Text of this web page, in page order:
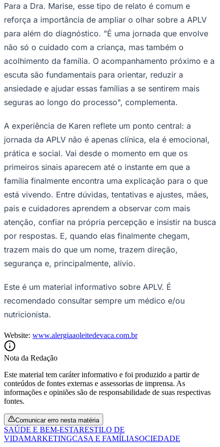
Flamengo
Para a Dra. Marise, esse tipo de relato é comum e
reforça a importância de ampliar o olhar sobre a APLV
para além do diagnóstico. "É uma jornada que envolve
não só o cuidado com a criança, mas também o
acolhimento da família. O acompanhamento próximo e a
escuta são fundamentais para orientar, reduzir a
ansiedade e ajudar essas famílias a se sentirem mais
seguras ao longo do processo", complementa.
A experiência de Karen reflete um ponto central: a
jornada da APLV não é apenas clínica, ela é emocional,
prática e social. Vai desde o momento em que os
primeiros sinais aparecem até o instante em que a
família finalmente encontra uma explicação para o que
está vivendo. Entre dúvidas, tentativas e ajustes, mães,
pais e cuidadores aprendem a observar com mais
atenção, confiar na própria percepção e insistir na busca
por respostas. E, quando elas finalmente chegam,
trazem mais do que um nome, trazem direção,
segurança e, principalmente, alívio.
Este é um material informativo sobre APLV. É
recomendado consultar sempre um médico e/ou
nutricionista.
Website: www.alergiaaoleitedevaca.com.br
Nota da Redação
Este material tem caráter informativo e foi produzido a partir de
conteúdos de fontes externas e assessorias de imprensa. As
informações e opiniões são de responsabilidade de suas respectivas
fontes.
Comunicar erro nesta matéria
SAÚDE E BEM-ESTARESTILO DE
VIDAMARKETINGCASA E FAMÍLIASOCIEDADE